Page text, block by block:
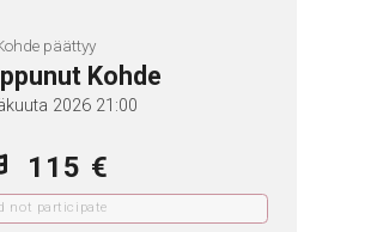
päättyy
Kohde
2026 21:00
115 €
not participate